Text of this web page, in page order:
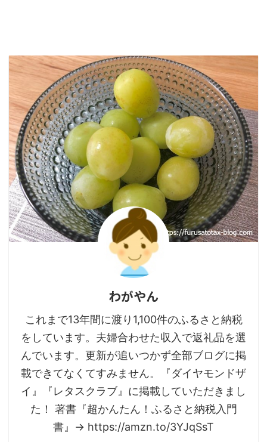
わがやん
これまで13年間に渡り1,100件のふるさと納税
をしています。夫婦合わせた収入で返礼品を選
んでいます。更新が追いつかず全部ブログに掲
載できてなくてすみません。『ダイヤモンドザ
イ』『レタスクラブ』に掲載していただきまし
た！ 著書『超かんたん！ふるさと納税入門
書』→ https://amzn.to/3YJqSsT